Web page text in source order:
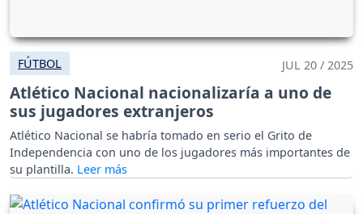
FÚTBOL JUL 20 / 2025
Atlético Nacional nacionalizaría a uno de
sus jugadores extranjeros
Atlético Nacional se habría tomado en serio el Grito de
Independencia con uno de los jugadores más importantes de
su plantilla.